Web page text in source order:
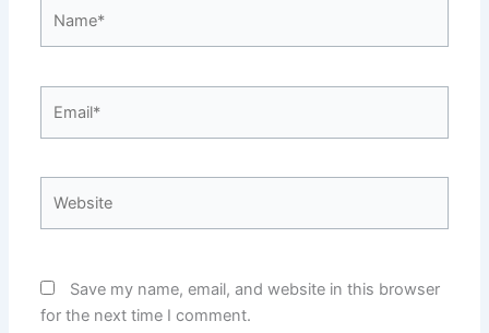
Save my name, email, and website in this browser
for the next time I comment.